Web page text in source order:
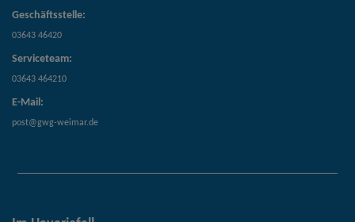
Geschäftsstelle:
03643 46420
Serviceteam:
03643 464210
E-Mail:
post@gwg-weimar.de